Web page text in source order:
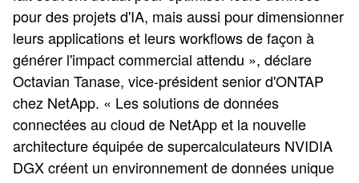
pour des projets d'IA, mais aussi pour dimensionner
leurs applications et leurs workflows de façon à
générer l'impact commercial attendu », déclare
Octavian Tanase, vice-président senior d'ONTAP
chez NetApp. « Les solutions de données
connectées au cloud de NetApp et la nouvelle
architecture équipée de supercalculateurs NVIDIA
DGX créent un environnement de données unique